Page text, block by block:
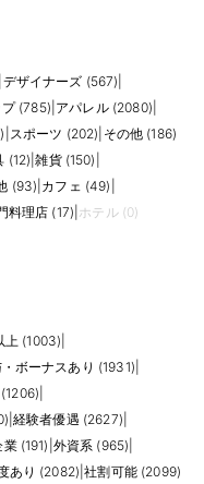
デザイナーズ (567)
(785) アパレル (2080)
スポーツ (202) その他 (186)
(12) |雑貨 (150)
(93) カフェ (49)
料理店 (17) ホテル (0)
上 (1003)
ボーナスあり (1931)
経験者優遇 (2627)
業 (191) 外資系 (965)
あり (2082) |社割可能 (2099)